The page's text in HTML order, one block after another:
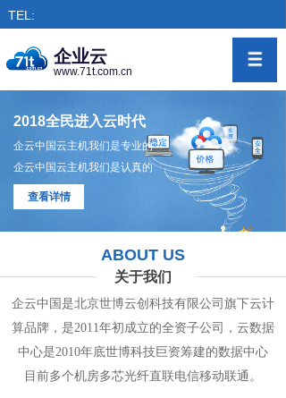
TEL:
企业云
www.71t.com.cn
2018全民进入云时代
企云中国云主机我们是专业的
企云中国云主机我们是认真的
查看详情
ABOUT US
关于我们
企云中国是北京世博云创科技有限公司旗下云计
算品牌，是2011年初成立的全资子公司， 云数据
中心是2010年底世博科技巨资筹建的数据中心
目前多个机房多芯光纤直联电信移动联通。